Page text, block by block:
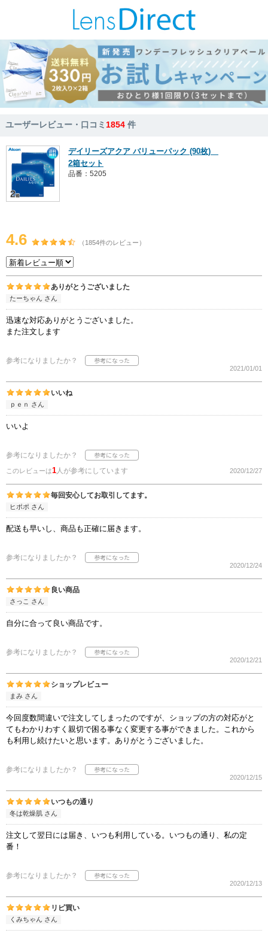
ユーザーレビュー・口コミ1854 件
デイリーズアクア バリューパック (90枚)
2箱セット
品番：5205
4.6 （1854件のレビュー）
ありがとうございました
たーちゃん さん
迅速な対応ありがとうございました。
また注文します
参考になりましたか？
2021/01/01
いいね
ｐｅｎ さん
いいよ
参考になりましたか？
このレビューは1人が参考にしています 2020/12/27
毎回安心してお取引してます。
ヒポポ さん
配送も早いし、商品も正確に届きます。
参考になりましたか？
2020/12/24
良い商品
さっこ さん
自分に合って良い商品です。
参考になりましたか？
2020/12/21
ショップレビュー
まみ さん
今回度数間違いで注文してしまったのですが、ショップの方の対応がと
てもわかりわすく親切で困る事なく変更する事ができました。これから
も利用し続けたいと思います。ありがとうございました。
参考になりましたか？
2020/12/15
いつもの通り
冬は乾燥肌 さん
注文して翌日には届き、いつも利用している。いつもの通り、私の定
番！
参考になりましたか？
2020/12/13
リピ買い
くみちゃん さん